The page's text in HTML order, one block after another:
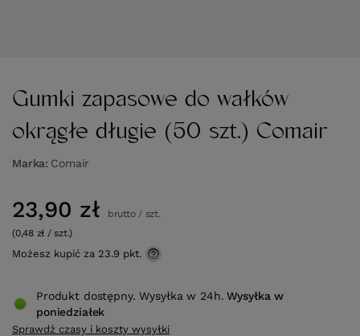
Gumki zapasowe do wałków
okrągłe długie (50 szt.) Comair
Marka Comair
23,90 zł brutto/ szt.
(0,48 zł / szt.)
Możesz kupić za 23.9 pkt.
Produkt dostępny. Wysyłka w 24h. Wysyłkaw
poniedziałek
Sprawdź czasy i koszty wysyłki